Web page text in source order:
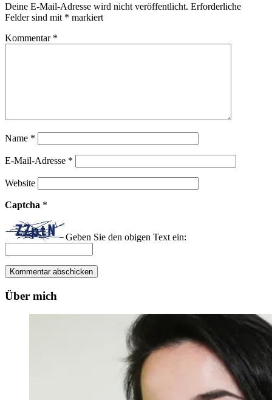
Deine E-Mail-Adresse wird nicht veröffentlicht. Erforderliche
Felder sind mit * markiert
Kommentar *
Name *
E-Mail-Adresse *
Website
Captcha *
Geben Sie den obigen Text ein:
Über mich